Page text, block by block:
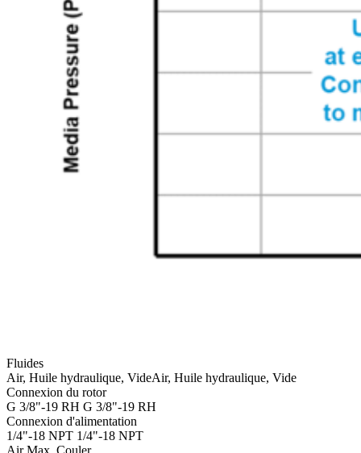
Fluides
Air, Huile hydraulique, VideAir, Huile hydraulique, Vide
Connexion du rotor
G 3/8"-19 RH G 3/8"-19 RH
Connexion d'alimentation
1/4"-18 NPT 1/4"-18 NPT
Air Max. Couler